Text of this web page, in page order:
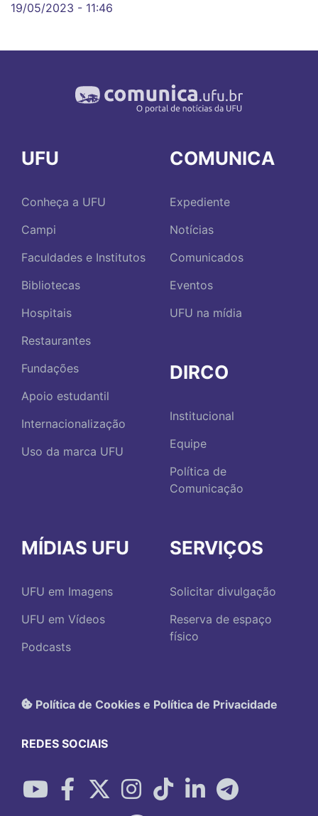
19/05/2023 - 11:46
UFU
Conheça a UFU
Campi
Faculdades e Institutos
Bibliotecas
Hospitais
Restaurantes
Fundações
Apoio estudantil
Internacionalização
Uso da marca UFU
COMUNICA
Expediente
Notícias
Comunicados
Eventos
UFU na mídia
DIRCO
Institucional
Equipe
Política de
Comunicação
MÍDIAS UFU
UFU em Imagens
UFU em Vídeos
Podcasts
SERVIÇOS
Solicitar divulgação
Reserva de espaço
físico
Política de Cookies e Política de Privacidade
REDES SOCIAIS